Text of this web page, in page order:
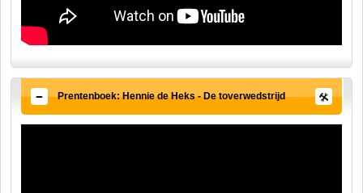
Prentenboek: Hennie de Heks - De toverwedstrijd